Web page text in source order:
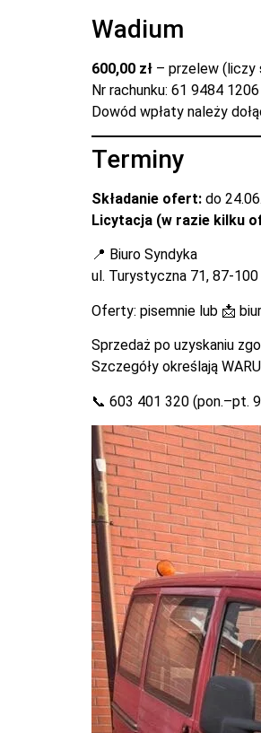
Wadium
600,00 zł – przelew (liczy
Nr rachunku: 61 9484
Dowód wpłaty należy
Terminy
Składanie ofert: do
Licytacja (w razie kilku
📍 Biuro Syndyka
ul. Turystyczna 71, 87-100
Oferty: pisemnie lub 📩
Sprzedaż po uzyskaniu
Szczegóły określają
📞 603 401 320 (pon.–pt.